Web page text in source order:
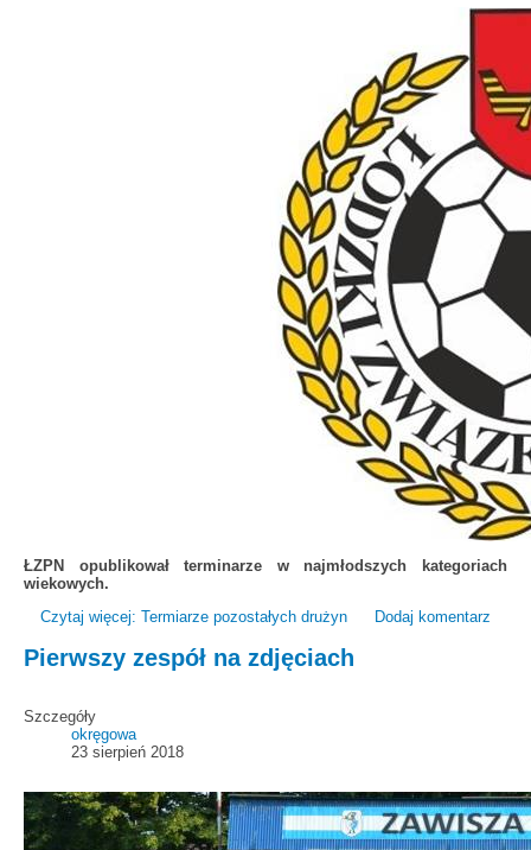
ŁZPN opublikował terminarze w najmłodszych kategoriach
wiekowych.
Czytaj więcej: Termiarze pozostałych drużyn
Dodaj komentarz
Pierwszy zespół na zdjęciach
Szczegóły
okręgowa
23 sierpień 2018